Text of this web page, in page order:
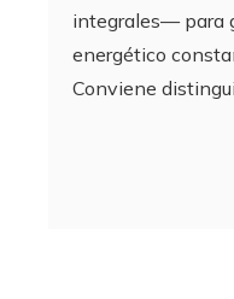
integrales— para
energético
Conviene